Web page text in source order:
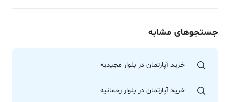
جستجوهای مشابه
خرید آپارتمان در بلوار مجیدیه
خرید آپارتمان در بلوار رحمانیه